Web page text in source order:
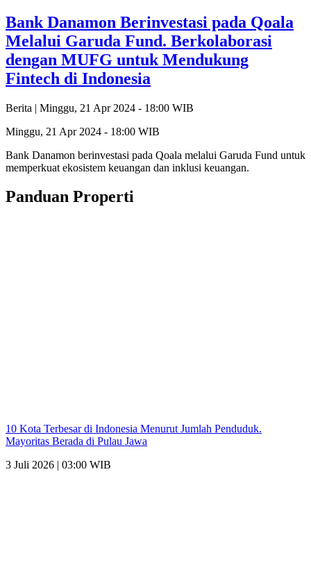
Bank Danamon Berinvestasi pada Qoala
Melalui Garuda Fund. Berkolaborasi
dengan MUFG untuk Mendukung
Fintech di Indonesia
Berita | Minggu, 21 Apr 2024 - 18:00 WIB
Minggu, 21 Apr 2024 - 18:00 WIB
Bank Danamon berinvestasi pada Qoala melalui Garuda Fund untuk
memperkuat ekosistem keuangan dan inklusi keuangan.
Panduan Properti
10 Kota Terbesar di Indonesia Menurut Jumlah Penduduk.
Mayoritas Berada di Pulau Jawa
3 Juli 2026 | 03:00 WIB